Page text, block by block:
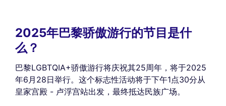
2025年巴黎骄傲游行的节目是什
么？
巴黎LGBTQIA+骄傲游行将庆祝其25周年，将于2025
年6月28日举行。这个标志性活动将于下午1点30分从
皇家宫殿 - 卢浮宫站出发，最终抵达民族广场。